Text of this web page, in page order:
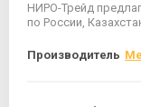
НИРО-Трейд
по России,
Производитель